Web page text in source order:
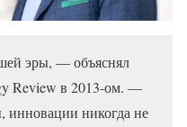
эры, — объяснял
Review в 2013-ом. —
инновации никогда не